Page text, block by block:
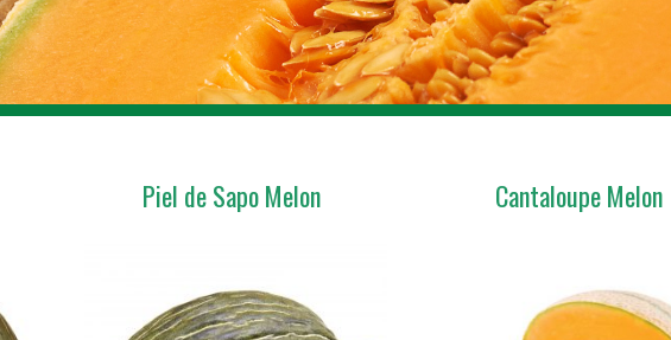
Piel de Sapo Melon Cantaloupe Melon